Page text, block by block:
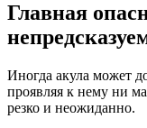
Главная
Иногда акула может
проявляя к нему ни
резко и неожиданно.